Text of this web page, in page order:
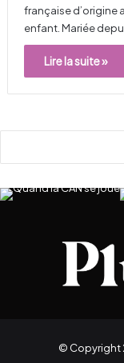
française d’origine
enfant. Mariée
Lire la suite »
© Copyright